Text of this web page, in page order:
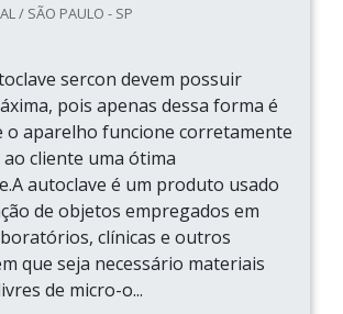
/ SÃO PAULO - SP
sercon devem possuir
pois apenas dessa forma é
o aparelho funcione corretamente
ao cliente uma ótima
autoclave é um produto usado
de objetos empregados em
clínicas e outros
que seja necessário materiais
de micro-o...